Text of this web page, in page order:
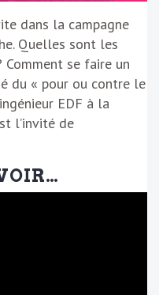
dans la campagne
Quelles sont les
Comment se faire un
du « pour ou contre le
EDF à la
l’invité de